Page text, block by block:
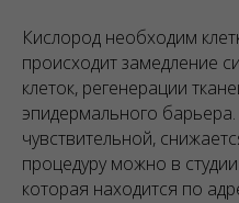
Кислород необходим
происходит замедление
клеток, регенерации
эпидермального
чувствительной,
процедуру можно в
которая находится по